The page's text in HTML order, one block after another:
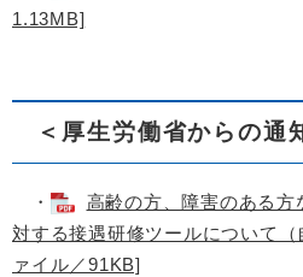
1.13MB]
＜厚生労働省からの通
・
高齢の方、障害のある方
対する接遇研修ツールについて
ァイル／91KB]